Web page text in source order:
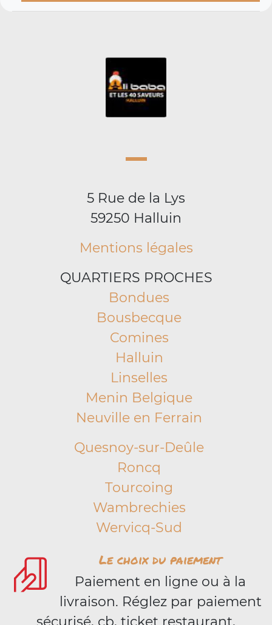
5 Rue de la Lys
59250 Halluin
Mentions légales
QUARTIERS PROCHES
Bondues
Bousbecque
Comines
Halluin
Linselles
Menin Belgique
Neuville en Ferrain
Quesnoy-sur-Deûle
Roncq
Tourcoing
Wambrechies
Wervicq-Sud
Le choix du paiement
Paiement en ligne ou à la
livraison. Réglez par paiement
sécurisé, cb, ticket restaurant,